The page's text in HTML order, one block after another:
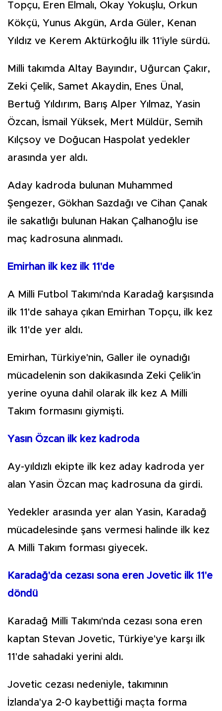
Topçu, Eren Elmalı, Okay Yokuşlu, Orkun
Kökçü, Yunus Akgün, Arda Güler, Kenan
Yıldız ve Kerem Aktürkoğlu ilk 11'iyle sürdü.
Milli takımda Altay Bayındır, Uğurcan Çakır,
Zeki Çelik, Samet Akaydin, Enes Ünal,
Bertuğ Yıldırım, Barış Alper Yılmaz, Yasin
Özcan, İsmail Yüksek, Mert Müldür, Semih
Kılçsoy ve Doğucan Haspolat yedekler
arasında yer aldı.
Aday kadroda bulunan Muhammed
Şengezer, Gökhan Sazdağı ve Cihan Çanak
ile sakatlığı bulunan Hakan Çalhanoğlu ise
maç kadrosuna alınmadı.
Emirhan ilk kez ilk 11'de
A Milli Futbol Takımı'nda Karadağ karşısında
ilk 11'de sahaya çıkan Emirhan Topçu, ilk kez
ilk 11'de yer aldı.
Emirhan, Türkiye'nin, Galler ile oynadığı
mücadelenin son dakikasında Zeki Çelik'in
yerine oyuna dahil olarak ilk kez A Milli
Takım formasını giymişti.
Yasın Özcan ilk kez kadroda
Ay-yıldızlı ekipte ilk kez aday kadroda yer
alan Yasin Özcan maç kadrosuna da girdi.
Yedekler arasında yer alan Yasin, Karadağ
mücadelesinde şans vermesi halinde ilk kez
A Milli Takım forması giyecek.
Karadağ'da cezası sona eren Jovetic ilk 11'e
döndü
Karadağ Milli Takımı'nda cezası sona eren
kaptan Stevan Jovetic, Türkiye'ye karşı ilk
11'de sahadaki yerini aldı.
Jovetic cezası nedeniyle, takımının
İzlanda'ya 2-0 kaybettiği maçta forma